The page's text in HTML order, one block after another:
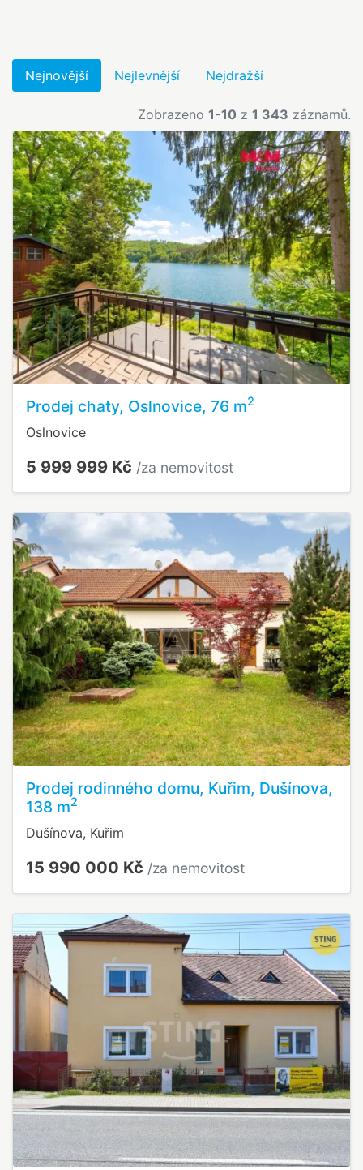
Nejnovější Nejlevnější Nejdražší
Zobrazeno 1-10 z 1 343 záznamů.
Prodej chaty, Oslnovice, 76 m2
Oslnovice
5 999 999 Kč /za nemovitost
Prodej rodinného domu, Kuřim, Dušínova,
138 m2
Dušínova, Kuřim
15 990 000 Kč /za nemovitost